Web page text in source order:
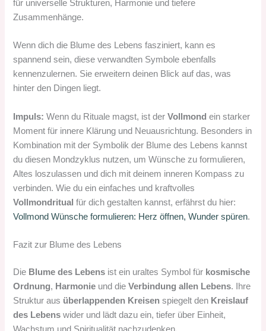
für universelle Strukturen, Harmonie und tiefere
Zusammenhänge.
Wenn dich die Blume des Lebens fasziniert, kann es
spannend sein, diese verwandten Symbole ebenfalls
kennenzulernen. Sie erweitern deinen Blick auf das, was
hinter den Dingen liegt.
Impuls: Wenn du Rituale magst, ist derVollmond ein starker
Moment für innere Klärung und Neuausrichtung. Besonders in
Kombination mit der Symbolik der Blume des Lebens kannst
du diesen Mondzyklus nutzen, um Wünsche zu formulieren,
Altes loszulassen und dich mit deinem inneren Kompass zu
verbinden. Wie du ein einfaches und kraftvolles
Vollmondritual für dich gestalten kannst, erfährst du hier:
Vollmond Wünsche formulieren: Herz öffnen, Wunder spüren.
Fazit zur Blume des Lebens
Die Blume des Lebens ist ein uraltes Symbol für kosmische
Ordnung, Harmonie und dieVerbindung allen Lebens. Ihre
Struktur aus überlappenden Kreisen spiegelt den Kreislauf
des Lebens wider und lädt dazu ein, tiefer über Einheit,